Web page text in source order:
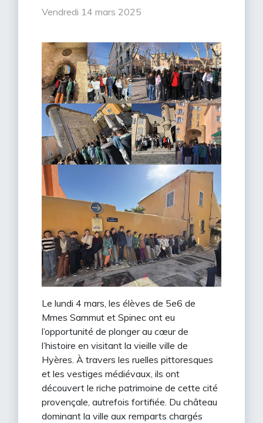
vendredi 14 mars 2025
Le lundi 4 mars, les élèves de 5e6 de
Mmes Sammut et Spinec ont eu
l’opportunité de plonger au cœur de
l’histoire en visitant la vieille ville de
Hyères. À travers les ruelles pittoresques
et les vestiges médiévaux, ils ont
découvert le riche patrimoine de cette cité
provençale, autrefois fortifiée. Du château
dominant la ville aux remparts chargés